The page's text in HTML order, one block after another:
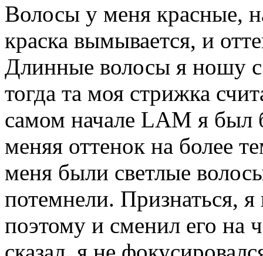
Волосы у меня красные,
краска вымывается, и
Длинные волосы я ношу с
тогда та моя стрижка
самом начале LAM я был
меняя оттенок на более
меня были светлые
потемнели. Признаться, я
поэтому и сменил его на